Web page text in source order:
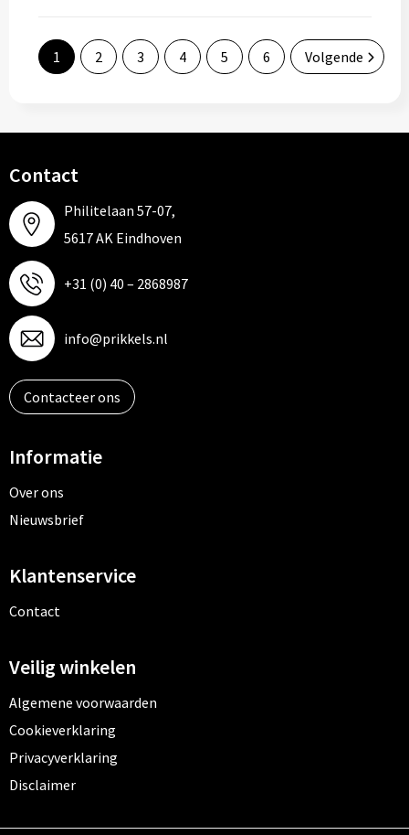
1 2 3 4 5 6 Volgende
Contact
Philitelaan 57-07,
5617 AK Eindhoven
+31 (0) 40 – 2868987
info@prikkels.nl
Contacteer ons
Informatie
Over ons
Nieuwsbrief
Klantenservice
Contact
Veilig winkelen
Algemene voorwaarden
Cookieverklaring
Privacyverklaring
Disclaimer